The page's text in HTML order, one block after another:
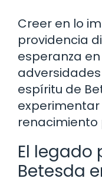
Creer en lo
providencia
esperanza
espíritu de
renacimiento
El legado
Betesda